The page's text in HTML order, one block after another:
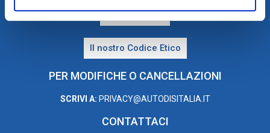
Cookie Policy
Il nostro Codice Etico
PER MODIFICHE O CANCELLAZIONI
SCRIVI A: PRIVACY@AUTODISITALIA.IT
CONTATTACI